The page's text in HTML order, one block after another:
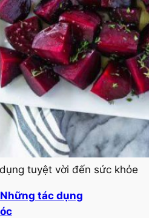
tuyệt vời đến sức khỏe
Những tác dụng